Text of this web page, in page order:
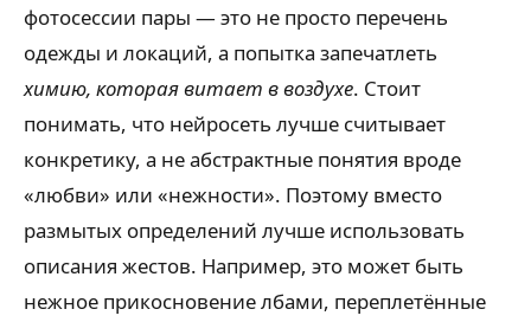
фотосессии пары — это не просто перечень
одежды и локаций, а попытка запечатлеть
химию, которая витает в воздухе. Стоит
понимать, что нейросеть лучше считывает
конкретику, а не абстрактные понятия вроде
«любви» или «нежности». Поэтому вместо
размытых определений лучше использовать
описания жестов. Например, это может быть
нежное прикосновение лбами, переплетённые